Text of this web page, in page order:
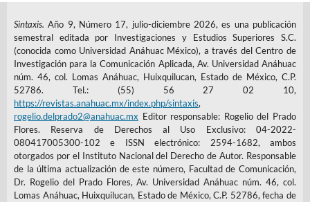
Sintaxis.Año 9, Número 17, julio-diciembre 2026, es una publicación
semestral editada por Investigaciones y Estudios Superiores S.C.
(conocida como Universidad Anáhuac México), a través del Centro de
Investigación para la Comunicación Aplicada, Av. Universidad Anáhuac
núm. 46, col. Lomas Anáhuac, Huixquilucan, Estado de México, C.P.
52786. Tel.: (55) 56 27 02 10,
https://revistas.anahuac.mx/index.php/sintaxis,
rogelio.delprado2@anahuac.mxEditor responsable: Rogelio del Prado
Flores. Reserva de Derechos al Uso Exclusivo: 04-2022-
080417005300-102 e ISSN electrónico: 2594-1682, ambos
otorgados por el Instituto Nacional del Derecho de Autor. Responsable
de la última actualización de este número, Facultad de Comunicación,
Dr. Rogelio del Prado Flores, Av. Universidad Anáhuac núm. 46, col.
Lomas Anáhuac, Huixquilucan, Estado de México, C.P. 52786, fecha de